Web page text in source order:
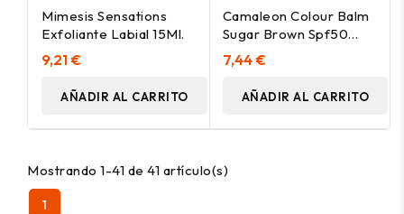
Mimesis Sensations
Exfoliante Labial 15Ml.
9,21 €
AÑADIR AL CARRITO
Camaleon Colour Balm
Sugar Brown Spf50
4Gr
7,44 €
AÑADIR AL CARRITO
Mostrando 1-41 de 41 artículo(s)
1